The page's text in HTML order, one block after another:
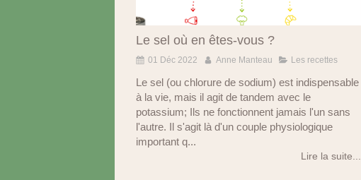
Le sel où en êtes-vous ?
01 Déc 2022 Anne Manteau Les recettes
Le sel (ou chlorure de sodium) est indispensable
à la vie, mais il agit de tandem avec le
potassium; Ils ne fonctionnent jamais l'un sans
l'autre. Il s'agit là d'un couple physiologique
important q...
Lire la suite...